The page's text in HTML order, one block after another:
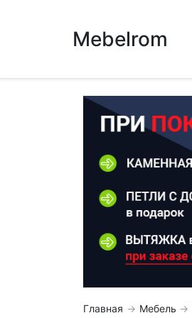
Mebelrom
Главная Мебель